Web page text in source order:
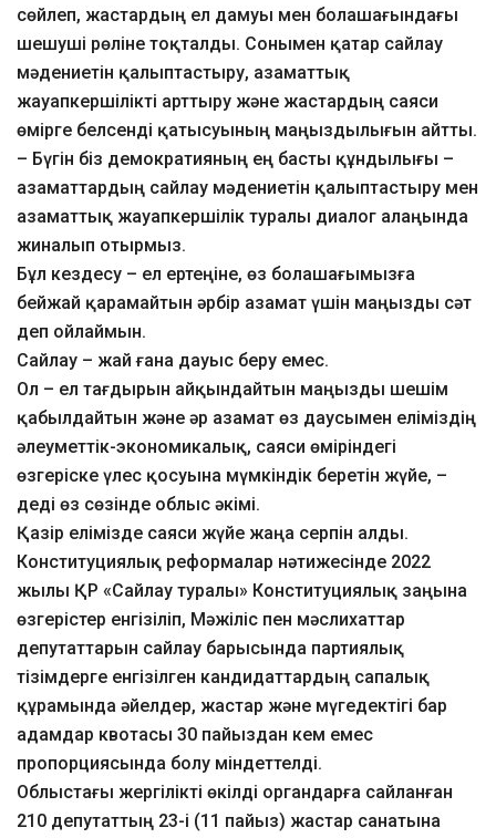
сөйлеп, жастардың ел дамуы мен болашағындағы
шешуші рөліне тоқталды. Сонымен қатар сайлау
мәдениетін қалыптастыру, азаматтық
жауапкершілікті арттыру және жастардың саяси
өмірге белсенді қатысуының маңыздылығын айтты.
– Бүгін біз демократияның ең басты құндылығы –
азаматтардың сайлау мәдениетін қалыптастыру мен
азаматтық жауапкершілік туралы диалог алаңында
жиналып отырмыз.
Бұл кездесу – ел ертеңіне, өз болашағымызға
бейжай қарамайтын әрбір азамат үшін маңызды сәт
деп ойлаймын.
Сайлау – жай ғана дауыс беру емес.
Ол – ел тағдырын айқындайтын маңызды шешім
қабылдайтын және әр азамат өз даусымен еліміздің
әлеуметтік-экономикалық, саяси өміріндегі
өзгеріске үлес қосуына мүмкіндік беретін жүйе, –
деді өз сөзінде облыс әкімі.
Қазір елімізде саяси жүйе жаңа серпін алды.
Конституциялық реформалар нәтижесінде 2022
жылы ҚР «Сайлау туралы» Конституциялық заңына
өзгерістер енгізіліп, Мәжіліс пен мәслихаттар
депутаттарын сайлау барысында партиялық
тізімдерге енгізілген кандидаттардың сапалық
құрамында әйелдер, жастар және мүгедектігі бар
адамдар квотасы 30 пайыздан кем емес
пропорциясында болу міндеттелді.
Облыстағы жергілікті өкілді органдарға сайланған
210 депутаттың 23-і (11 пайыз) жастар санатына